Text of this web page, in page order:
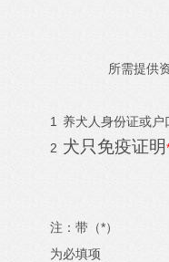
所需提供
1 养犬人身份证或户
2 犬只免疫证明
注：带（*）
为必填项